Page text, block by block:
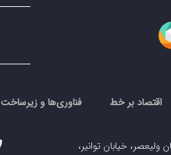
اقتصاد بر خط فناوری‌ها و زیرساخت
ولیعصر، خیابان توانیر،